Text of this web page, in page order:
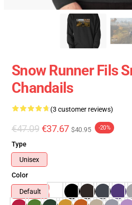
Snow Runner Fils
Chandails
(3 customer reviews)
€47.09 €37.67 $40.95 -20%
Type
Unisex
Color
Default